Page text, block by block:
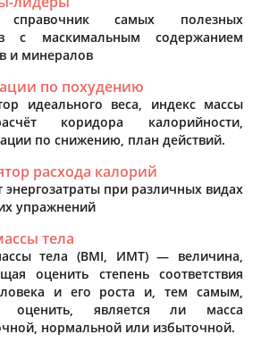
самых полезных
с маскимальным содержанием
и минералов
по похудению
идеального веса, индекс массы
коридора калорийности,
по снижению, план действий.
расхода калорий
энергозатраты при различных видах
упражнений
тела
тела (BMI, ИМТ) — величина,
оценить степень соответствия
и его роста и, тем самым,
оценить, является ли масса
нормальной или избыточной.